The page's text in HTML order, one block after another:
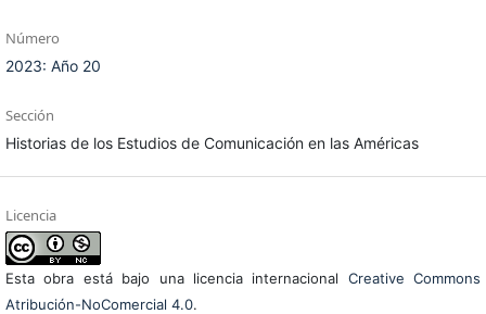
Número
2023: Año 20
Sección
Historias de los Estudios de Comunicación en las Américas
Licencia
Esta obra está bajo una licencia internacional Creative Commons
Atribución-NoComercial 4.0.